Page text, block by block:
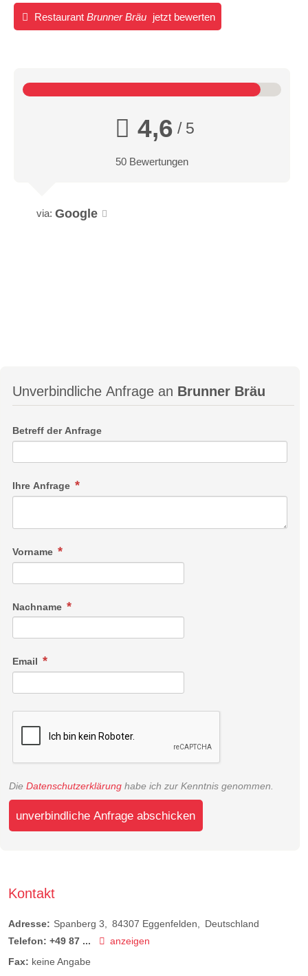
Restaurant Brunner Bräu jetzt bewerten
4,6 / 5
50 Bewertungen
via: Google
Unverbindliche Anfrage an Brunner Bräu
Betreff der Anfrage
Ihre Anfrage
Vorname
Nachname
Email
Die Datenschutzerklärung habe ich zur Kenntnis genommen.
unverbindliche Anfrage abschicken
Kontakt
Adresse: Spanberg 3 84307 Eggenfelden
Deutschland
Telefon: +49 87 ...
anzeigen
Fax: keine Angabe